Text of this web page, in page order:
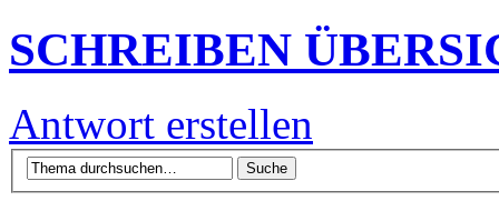
SCHREIBEN
Antwort erstellen